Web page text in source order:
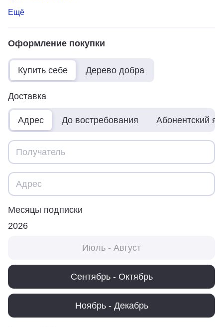
Ещё
Оформление покупки
Купить себе Дерево добра
Доставка
Адрес До востребования Абонентский
Месяцы подписки
2026
Июль - Август
Сентябрь - Октябрь
Ноябрь - Декабрь